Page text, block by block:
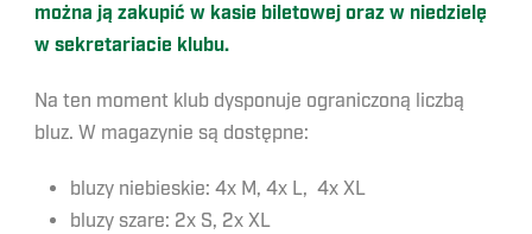
można ją zakupić w kasie biletowej oraz w niedzielę
w sekretariacie klubu.
Na ten moment klub dysponuje ograniczoną liczbą
bluz. W magazynie są dostępne:
bluzy niebieskie: 4x M, 4x L, 4x XL
bluzy szare: 2x S, 2x XL